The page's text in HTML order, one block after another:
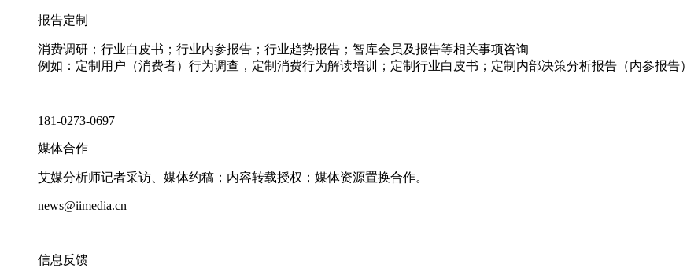
报告定制
消费调研；行业白皮书；行业内参报告；行业趋势报告；智库会员及报告等相关事项咨询
例如：定制用户（消费者）行为调查，定制消费行为解读培训；定制行业白皮书；定制内部决策分析报告（内参报告）
181-0273-0697
媒体合作
艾媒分析师记者采访、媒体约稿；内容转载授权；媒体资源置换合作。
news@iimedia.cn
信息反馈